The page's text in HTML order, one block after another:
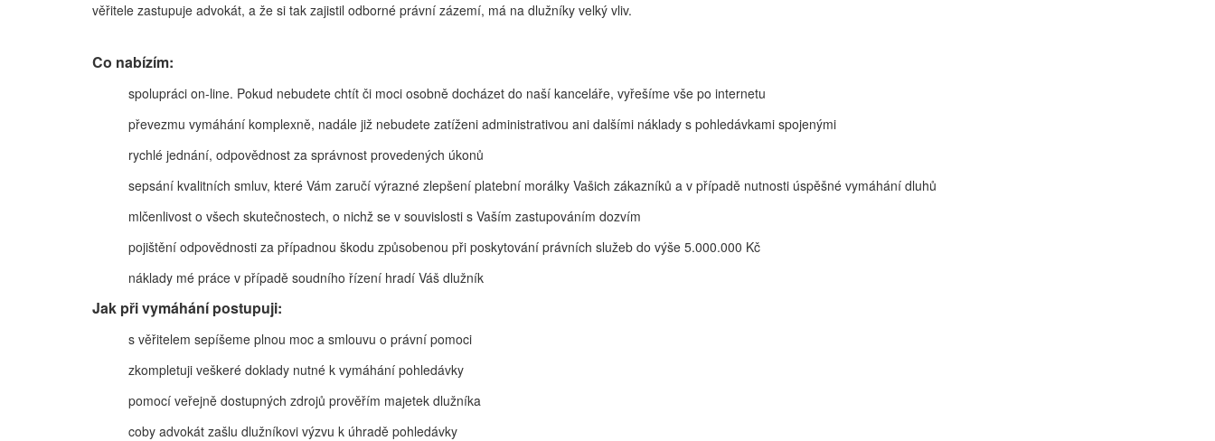
věřitele zastupuje advokát, a že si tak zajistil odborné právní zázemí, má na dlužníky velký vliv.
Co nabízím:
spolupráci on-line. Pokud nebudete chtít či moci osobně docházet do naší kanceláře, vyřešíme vše po internetu
převezmu vymáhání komplexně, nadále již nebudete zatíženi administrativou ani dalšími náklady s pohledávkami spojenými
rychlé jednání, odpovědnost za správnost provedených úkonů
sepsání kvalitních smluv, které Vám zaručí výrazné zlepšení platební morálky Vašich zákazníků a v případě nutnosti úspěšné vymáhání dluhů
mlčenlivost o všech skutečnostech, o nichž se v souvislosti s Vaším zastupováním dozvím
pojištění odpovědnosti za případnou škodu způsobenou při poskytování právních služeb do výše 5.000.000 Kč
náklady mé práce v případě soudního řízení hradí Váš dlužník
Jak při vymáhání postupuji:
s věřitelem sepíšeme plnou moc a smlouvu o právní pomoci
zkompletuji veškeré doklady nutné k vymáhání pohledávky
pomocí veřejně dostupných zdrojů prověřím majetek dlužníka
coby advokát zašlu dlužníkovi výzvu k úhradě pohledávky